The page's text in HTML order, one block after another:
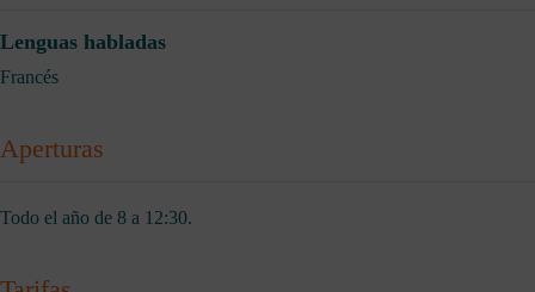
Lenguas habladas
Francés
Aperturas
Todo el año de 8 a 12:30.